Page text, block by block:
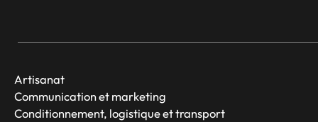
Artisanat
Communication et marketing
Conditionnement, logistique et transport